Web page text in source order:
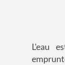
L'eau